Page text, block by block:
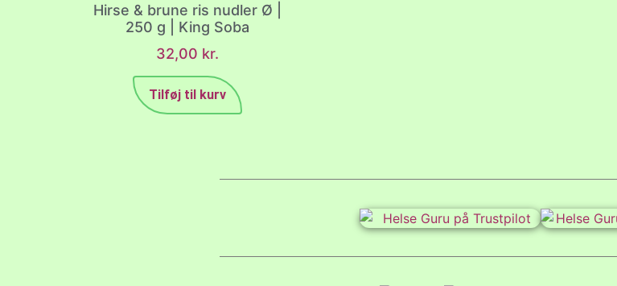
Hirse & brune ris nudler Ø |
250 g | King Soba
32,00 kr.
Tilføj til kurv